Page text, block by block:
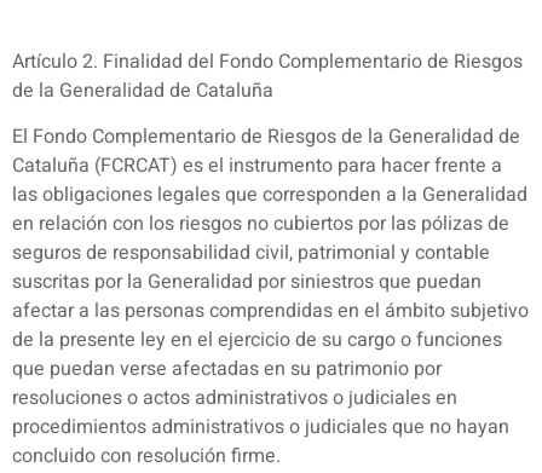
Artículo 2. Finalidad del Fondo Complementario de Riesgos
de la Generalidad de Cataluña
El Fondo Complementario de Riesgos de la Generalidad de
Cataluña (FCRCAT) es el instrumento para hacer frente a
las obligaciones legales que corresponden a la Generalidad
en relación con los riesgos no cubiertos por las pólizas de
seguros de responsabilidad civil, patrimonial y contable
suscritas por la Generalidad por siniestros que puedan
afectar a las personas comprendidas en el ámbito subjetivo
de la presente ley en el ejercicio de su cargo o funciones
que puedan verse afectadas en su patrimonio por
resoluciones o actos administrativos o judiciales en
procedimientos administrativos o judiciales que no hayan
concluido con resolución firme.